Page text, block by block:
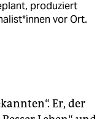
produziert
vor Ort.
Er, der